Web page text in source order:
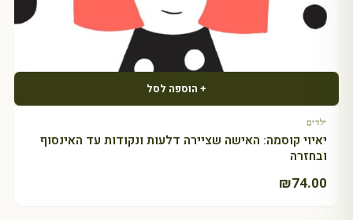
+ הוספה לסל
ילדים
יאיוי קוסמה: האישה שציירה דלעות ונקודות עד האינסוף
ובחזרה
₪74.00